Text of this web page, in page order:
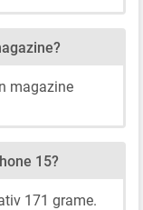
magazine
15?
171 grame.